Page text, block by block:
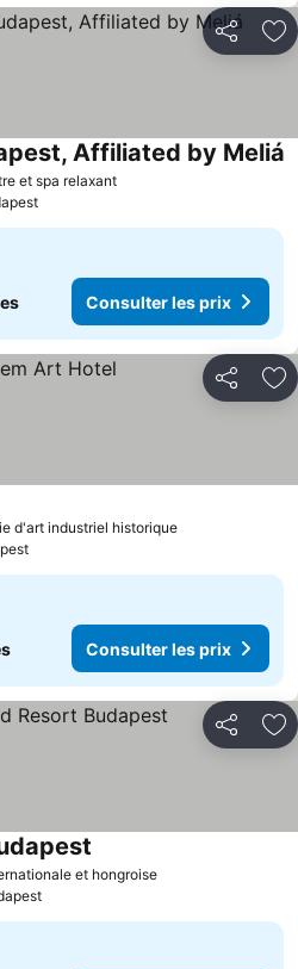
Partager
et spa relaxantConsulter les prix
Affiliated by Meliá
Consulter les prix
Partager
d'art industriel historiqueConsulter
les prix
Consulter les prix
Partager
et hongroiseConsulter les